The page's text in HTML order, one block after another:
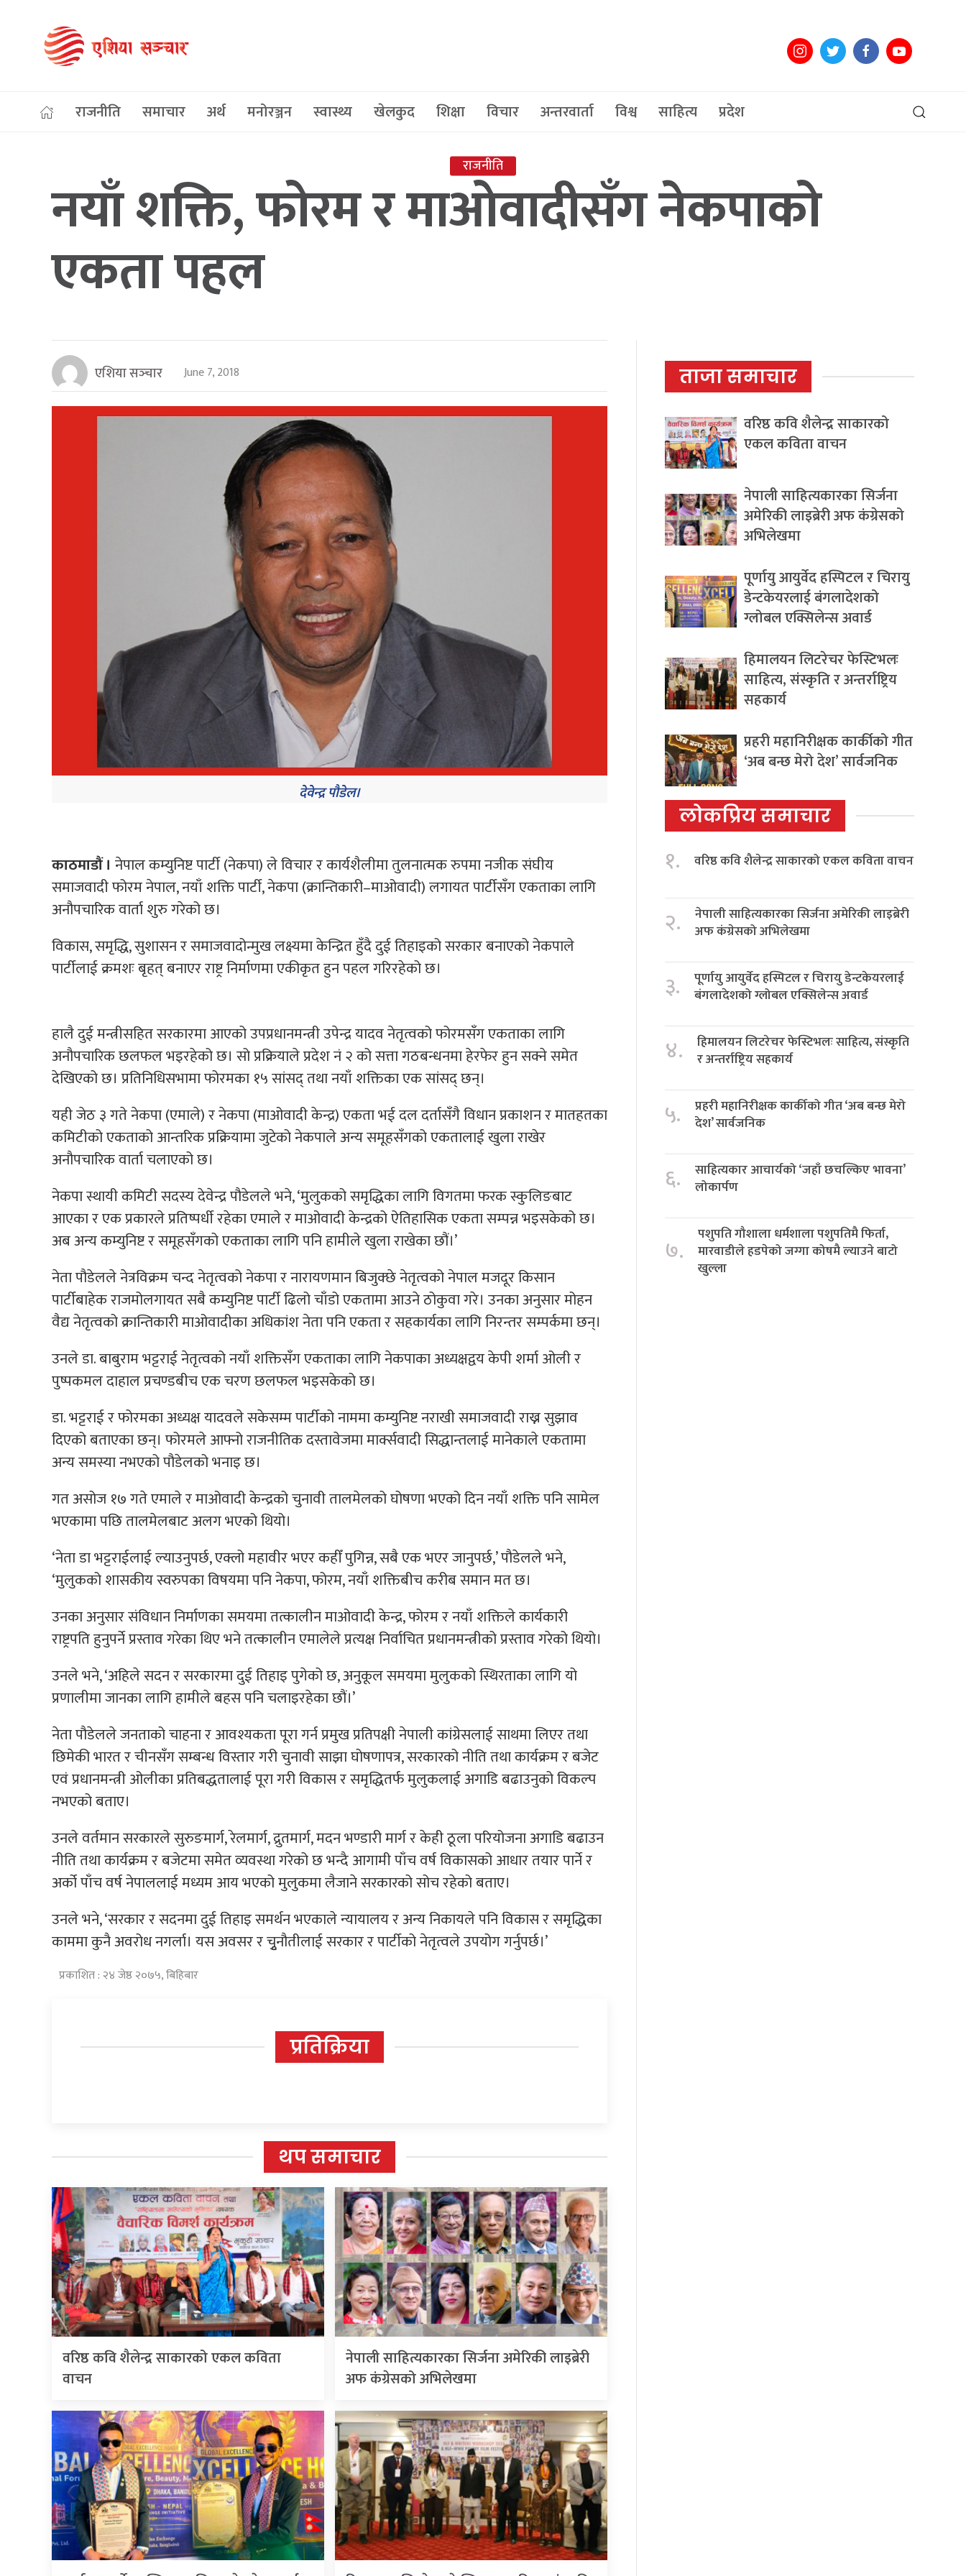
राजनीति समाचार अर्थ मनोरञ्जन स्वास्थ्य खेलकुद शिक्षा विचार अन्तरवार्ता विश्व साहित्य प्रदेश
राजनीति
नयाँ शक्ति, फोरम र माओवादीसँग नेकपाको
एकता पहल
एशिया सञ्‍चार June 7, 2018
देवेन्द्र पाैडेल।
काठमाडौं । नेपाल कम्युनिष्ट पार्टी (नेकपा) ले विचार र कार्यशैलीमा तुलनात्मक रुपमा नजीक संघीय
समाजवादी फोरम नेपाल, नयाँ शक्ति पार्टी, नेकपा (क्रान्तिकारी–माओवादी) लगायत पार्टीसँग एकताका लागि
अनौपचारिक वार्ता शुरु गरेको छ।
विकास, समृद्धि, सुशासन र समाजवादोन्मुख लक्ष्यमा केन्द्रित हुँदै दुई तिहाइको सरकार बनाएको नेकपाले
पार्टीलाई क्रमशः बृहत् बनाएर राष्ट्र निर्माणमा एकीकृत हुन पहल गरिरहेको छ।
हालै दुई मन्त्रीसहित सरकारमा आएको उपप्रधानमन्त्री उपेन्द्र यादव नेतृत्वको फोरमसँग एकताका लागि
अनौपचारिक छलफल भइरहेको छ। सो प्रक्रियाले प्रदेश नं २ को सत्ता गठबन्धनमा हेरफेर हुन सक्ने समेत
देखिएको छ। प्रतिनिधिसभामा फोरमका १५ सांसद् तथा नयाँ शक्तिका एक सांसद् छन्।
यही जेठ ३ गते नेकपा (एमाले) र नेकपा (माओवादी केन्द्र) एकता भई दल दर्तासँगै विधान प्रकाशन र मातहतका
कमिटीको एकताको आन्तरिक प्रक्रियामा जुटेको नेकपाले अन्य समूहसँगको एकतालाई खुला राखेर
अनौपचारिक वार्ता चलाएको छ।
नेकपा स्थायी कमिटी सदस्य देवेन्द्र पौडेलले भने, ‘मुलुकको समृद्धिका लागि विगतमा फरक स्कुलिङबाट
आएका र एक प्रकारले प्रतिष्पर्धी रहेका एमाले र माओवादी केन्द्रको ऐतिहासिक एकता सम्पन्न भइसकेको छ।
अब अन्य कम्युनिष्ट र समूहसँगको एकताका लागि पनि हामीले खुला राखेका छौं।’
नेता पौडेलले नेत्रविक्रम चन्द नेतृत्वको नेकपा र नारायणमान बिजुक्छे नेतृत्वको नेपाल मजदूर किसान
पार्टीबाहेक राजमोलगायत सबै कम्युनिष्ट पार्टी ढिलो चाँडो एकतामा आउने ठोकुवा गरे। उनका अनुसार मोहन
वैद्य नेतृत्वको क्रान्तिकारी माओवादीका अधिकांश नेता पनि एकता र सहकार्यका लागि निरन्तर सम्पर्कमा छन्।
उनले डा. बाबुराम भट्टराई नेतृत्वको नयाँ शक्तिसँग एकताका लागि नेकपाका अध्यक्षद्वय केपी शर्मा ओली र
पुष्पकमल दाहाल प्रचण्डबीच एक चरण छलफल भइसकेको छ।
डा. भट्टराई र फोरमका अध्यक्ष यादवले सकेसम्म पार्टीको नाममा कम्युनिष्ट नराखी समाजवादी राख्न सुझाव
दिएको बताएका छन्। फोरमले आफ्नो राजनीतिक दस्तावेजमा मार्क्सवादी सिद्धान्तलाई मानेकाले एकतामा
अन्य समस्या नभएको पौडेलको भनाइ छ।
गत असोज १७ गते एमाले र माओवादी केन्द्रको चुनावी तालमेलको घोषणा भएको दिन नयाँ शक्ति पनि सामेल
भएकामा पछि तालमेलबाट अलग भएको थियो।
‘नेता डा भट्टराईलाई ल्याउनुपर्छ, एक्लो महावीर भएर कहीँ पुगिन्न, सबै एक भएर जानुपर्छ,’ पौडेलले भने,
‘मुलुकको शासकीय स्वरुपका विषयमा पनि नेकपा, फोरम, नयाँ शक्तिबीच करीब समान मत छ।
उनका अनुसार संविधान निर्माणका समयमा तत्कालीन माओवादी केन्द्र, फोरम र नयाँ शक्तिले कार्यकारी
राष्ट्रपति हुनुपर्ने प्रस्ताव गरेका थिए भने तत्कालीन एमालेले प्रत्यक्ष निर्वाचित प्रधानमन्त्रीको प्रस्ताव गरेको थियो।
उनले भने, ‘अहिले सदन र सरकारमा दुई तिहाइ पुगेको छ, अनुकूल समयमा मुलुकको स्थिरताका लागि यो
प्रणालीमा जानका लागि हामीले बहस पनि चलाइरहेका छौं।’
नेता पौडेलले जनताको चाहना र आवश्यकता पूरा गर्न प्रमुख प्रतिपक्षी नेपाली कांग्रेसलाई साथमा लिएर तथा
छिमेकी भारत र चीनसँग सम्बन्ध विस्तार गरी चुनावी साझा घोषणापत्र, सरकारको नीति तथा कार्यक्रम र बजेट
एवं प्रधानमन्त्री ओलीका प्रतिबद्धतालाई पूरा गरी विकास र समृद्धितर्फ मुलुकलाई अगाडि बढाउनुको विकल्प
नभएको बताए।
उनले वर्तमान सरकारले सुरुङमार्ग, रेलमार्ग, द्रुतमार्ग, मदन भण्डारी मार्ग र केही ठूला परियोजना अगाडि बढाउन
नीति तथा कार्यक्रम र बजेटमा समेत व्यवस्था गरेको छ भन्दै आगामी पाँच वर्ष विकासको आधार तयार पार्ने र
अर्को पाँच वर्ष नेपाललाई मध्यम आय भएको मुलुकमा लैजाने सरकारको सोच रहेको बताए।
उनले भने, ‘सरकार र सदनमा दुई तिहाइ समर्थन भएकाले न्यायालय र अन्य निकायले पनि विकास र समृद्धिका
काममा कुनै अवरोध नगर्ला। यस अवसर र चृुनौतीलाई सरकार र पार्टीको नेतृत्वले उपयोग गर्नुपर्छ।’
प्रकाशित : २४ जेष्ठ २०७५, बिहिबार
प्रतिक्रिया
थप समाचार
वरिष्ठ कवि शैलेन्द्र साकारको एकल कविता
वाचन
नेपाली साहित्यकारका सिर्जना अमेरिकी लाइब्रेरी
अफ कंग्रेसको अभिलेखमा
ताजा समाचार
वरिष्ठ कवि शैलेन्द्र साकारको
एकल कविता वाचन
नेपाली साहित्यकारका सिर्जना
अमेरिकी लाइब्रेरी अफ कंग्रेसको
अभिलेखमा
पूर्णायु आयुर्वेद हस्पिटल र चिरायु
डेन्टकेयरलाई बंगलादेशको
ग्लोबल एक्सिलेन्स अवार्ड
हिमालयन लिटरेचर फेस्टिभलः
साहित्य, संस्कृति र अन्तर्राष्ट्रिय
सहकार्य
प्रहरी महानिरीक्षक कार्कीको गीत
‘अब बन्छ मेरो देश’ सार्वजनिक
लोकप्रिय समाचार
१. वरिष्ठ कवि शैलेन्द्र साकारको एकल कविता वाचन
२.
नेपाली साहित्यकारका सिर्जना अमेरिकी लाइब्रेरी
अफ कंग्रेसको अभिलेखमा
३.
पूर्णायु आयुर्वेद हस्पिटल र चिरायु डेन्टकेयरलाई
बंगलादेशको ग्लोबल एक्सिलेन्स अवार्ड
४.
हिमालयन लिटरेचर फेस्टिभलः साहित्य, संस्कृति
र अन्तर्राष्ट्रिय सहकार्य
५.
प्रहरी महानिरीक्षक कार्कीको गीत ‘अब बन्छ मेरो
देश’ सार्वजनिक
६.
साहित्यकार आचार्यको ‘जहाँ छचल्किए भावना’
लोकार्पण
७.
पशुपति गौशाला धर्मशाला पशुपतिमै फिर्ता,
मारवाडीले हडपेको जग्गा कोषमै ल्याउने बाटो
खुल्ला